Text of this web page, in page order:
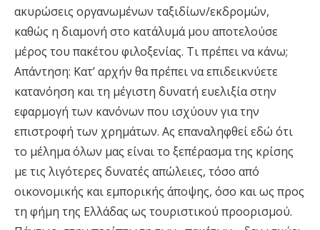
ακυρώσεις οργανωµένων ταξιδίων/εκδροµών,
καθώς η διαµονή στο κατάλυµά µου αποτελούσε
µέρος του πακέτου φιλοξενίας. Τι πρέπει να κάνω;
Απάντηση: Κατ’ αρχήν θα πρέπει να επιδεικνύετε
κατανόηση και τη µέγιστη δυνατή ευελιξία στην
εφαρµογή των κανόνων που ισχύουν για την
επιστροφή των χρηµάτων. Ας επαναληφθεί εδώ ότι
το µέληµα όλων µας είναι το ξεπέρασµα της κρίσης
µε τις λιγότερες δυνατές απώλειες, τόσο από
οικονοµικής και εµπορικής άποψης, όσο και ως προς
τη φήµη της Ελλάδας ως τουριστικού προορισµού.